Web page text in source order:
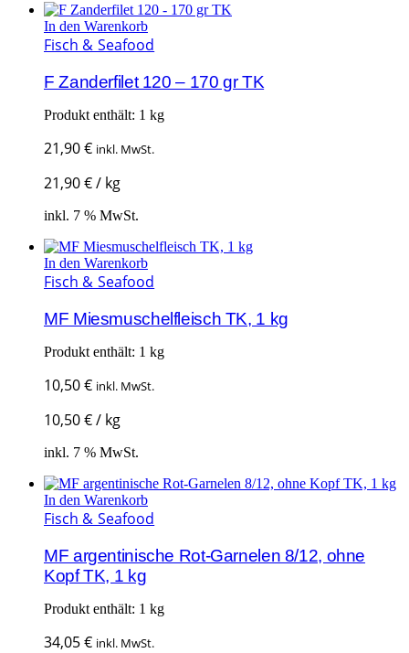
In den Warenkorb
Fisch & Seafood
F Zanderfilet 120 – 170 gr TK
Produkt enthält: 1 kg
21,90€ inkl. MwSt.
21,90€/ kg
inkl. 7 % MwSt.
In den Warenkorb
Fisch & Seafood
MF Miesmuschelfleisch TK, 1 kg
Produkt enthält: 1 kg
10,50€ inkl. MwSt.
10,50€/ kg
inkl. 7 % MwSt.
In den Warenkorb
Fisch & Seafood
MF argentinische Rot-Garnelen 8/12, ohne
Kopf TK, 1 kg
Produkt enthält: 1 kg
34,05€ inkl. MwSt.